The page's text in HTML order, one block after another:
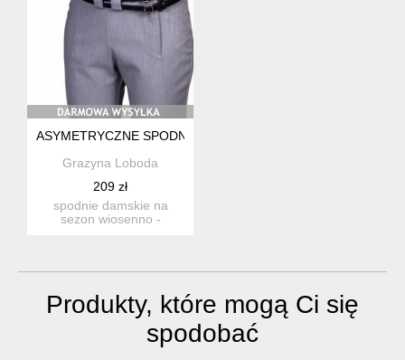
ASYMETRYCZNE SPODNIE NA ZAMEK
Grazyna Loboda
209 zł
spodnie damskie na
sezon wiosenno -
Produkty, które mogą Ci się
spodobać